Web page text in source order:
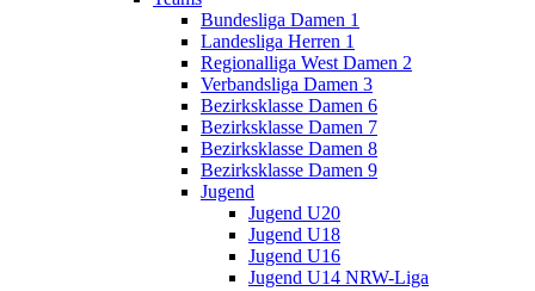
Bundesliga Damen 1
Landesliga Herren 1
Regionalliga West Damen 2
Verbandsliga Damen 3
Bezirksklasse Damen 6
Bezirksklasse Damen 7
Bezirksklasse Damen 8
Bezirksklasse Damen 9
Jugend
Jugend U20
Jugend U18
Jugend U16
Jugend U14 NRW-Liga